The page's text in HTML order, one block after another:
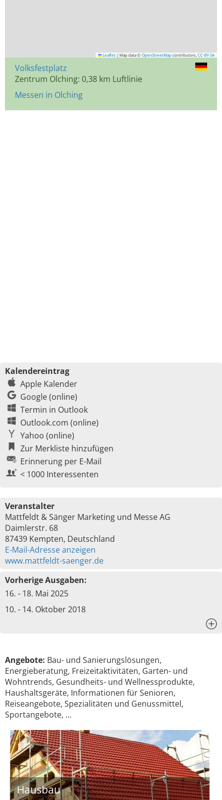
Leaflet | Map data © OpenStreetMap contributors, CC-BY-SA
Volksfestplatz
Zentrum Olching: 0,38 km Luftlinie
Messen in Olching
Kalendereintrag
Apple Kalender
Google (online)
Termin in Outlook
Outlook.com (online)
Yahoo (online)
Zur Merkliste hinzufügen
Erinnerung per E-Mail
< 1000 Interessenten
Veranstalter
Mattfeldt & Sänger Marketing und Messe AG
Daimlerstr. 68
87439 Kempten, Deutschland
E-Mail-Adresse anzeigen
www.mattfeldt-saenger.de
Vorherige Ausgaben:
16. - 18. Mai 2025
10. - 14. Oktober 2018
Angebote: Bau- und Sanierungslösungen,
Energieberatung, Freizeitaktivitäten, Garten- und
Wohntrends, Gesundheits- und Wellnessprodukte,
Haushaltsgeräte, Informationen für Senioren,
Reiseangebote, Spezialitäten und Genussmittel,
Sportangebote, …
Hausbau